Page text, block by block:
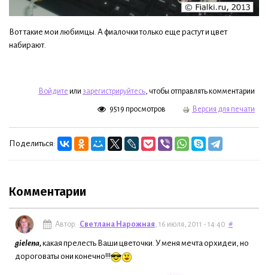
Вот такие мои любимцы. А фиалочки только еще растут и цвет
набирают.
Войдите или зарегистрируйтесь, чтобы отправлять комментарии
9519 просмотров Версия для печати
Поделиться:
Комментарии
Автор: Светлана Нарожная , 16 июля, 2011 - 14:40 #
gielena,какая прелесть Ваши цветочки. У меня мечта орхидеи, но
дороговаты они конечно!!!